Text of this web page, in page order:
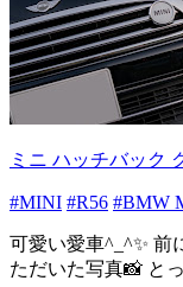
ミニ ハッチバック
#MINI #R56 #BMW
可愛い愛車^_^✨️ 前
ただいた写真📸 と